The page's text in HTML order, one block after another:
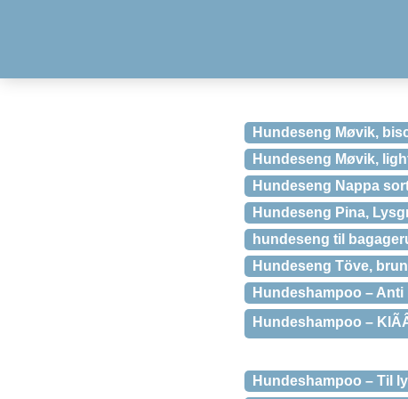
Hundeseng Møvik,
Hundeseng Møvik,
Hundeseng Nappa
Hundeseng Pina,
hundeseng til
Hundeseng Töve,
Hundeshampoo –
Hundeshampoo –
Hundeshampoo – Til